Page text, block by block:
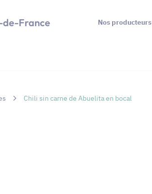
de-France Nos producteurs
Chili sin carne de Abuelita en bocal